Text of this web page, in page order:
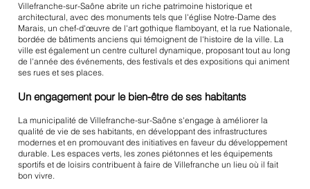
Villefranche-sur-Saône abrite un riche patrimoine historique et
architectural, avec des monuments tels que l'église Notre-Dame des
Marais, un chef-d'œuvre de l'art gothique flamboyant, et la rue Nationale,
bordée de bâtiments anciens qui témoignent de l'histoire de la ville. La
ville est également un centre culturel dynamique, proposant tout au long
de l'année des événements, des festivals et des expositions qui animent
ses rues et ses places.
Un engagement pour le bien-être de ses habitants
La municipalité de Villefranche-sur-Saône s'engage à améliorer la
qualité de vie de ses habitants, en développant des infrastructures
modernes et en promouvant des initiatives en faveur du développement
durable. Les espaces verts, les zones piétonnes et les équipements
sportifs et de loisirs contribuent à faire de Villefranche un lieu où il fait
bon vivre.